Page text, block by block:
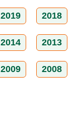
2019 2018
2014 2013
2009 2008